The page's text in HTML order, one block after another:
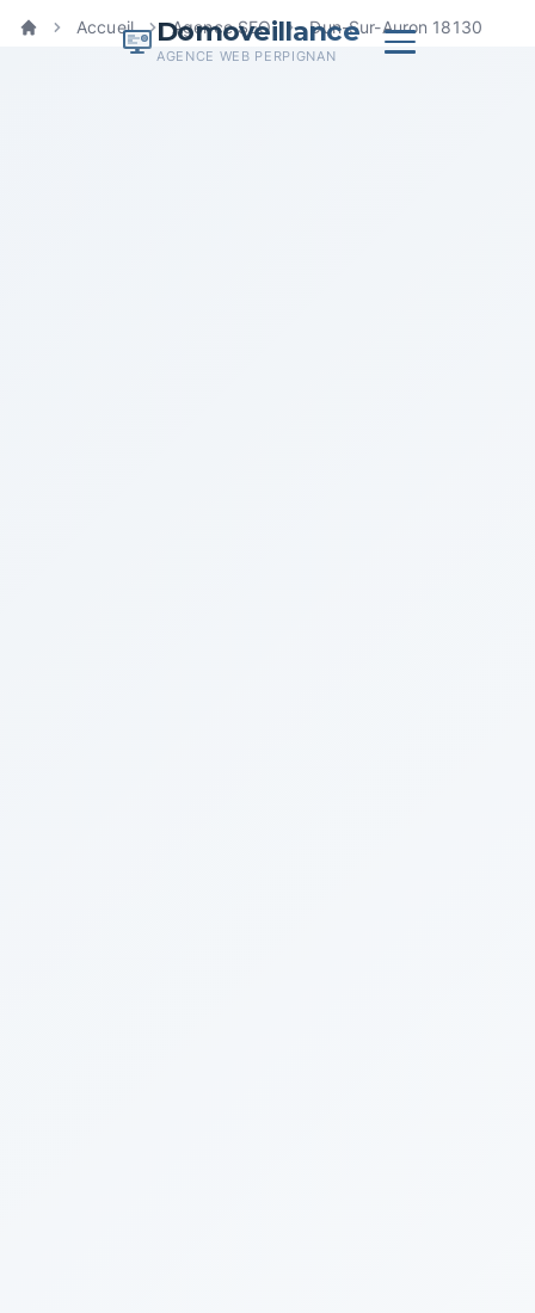
Domoveillance
AGENCE WEB PERPIGNAN
Accueil Agence SEO Dun-Sur-Auron 18130